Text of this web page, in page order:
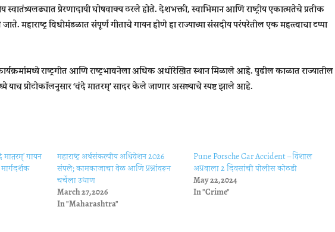
स्वातंत्र्यलढ्यात प्रेरणादायी घोषवाक्य ठरले होते. देशभक्ती, स्वाभिमान आणि राष्ट्रीय एकात्मतेचे प्रतीक
महाराष्ट्र विधीमंडळात संपूर्ण गीताचे गायन होणे हा राज्याच्या संसदीय परंपरेतील एक महत्त्वाचा टप्पा
राष्ट्रगीत आणि राष्ट्रभावनेला अधिक अधोरेखित स्थान मिळाले आहे. पुढील काळात राज्यातील
याच प्रोटोकॉलनुसार ‘वंदे मातरम्’ सादर केले जाणार असल्याचे स्पष्ट झाले आहे.
मातरम्’ गायन
महाराष्ट्र अर्थसंकल्पीय अधिवेशन 2026
संपले; कामकाजाचा वेळ आणि प्रश्नांवरून
चर्चेला उधाण
March 27, 2026
In "Maharashtra"
Pune Porsche Car Accident – विशाल
अग्रवाला 2 दिवसांची पोलीस कोठडी
May 22, 2024
In "Crime"